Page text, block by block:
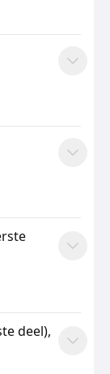
deel),